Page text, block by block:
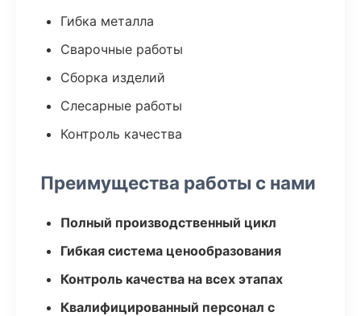
Гибка металла
Сварочные работы
Сборка изделий
Слесарные работы
Контроль качества
Преимущества работы с нами
Полный производственный цикл
Гибкая система ценообразования
Контроль качества на всех этапах
Квалифицированный персонал с